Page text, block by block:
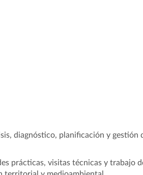
diagnóstico, planificación y gestión
prácticas, visitas técnicas y trabajo